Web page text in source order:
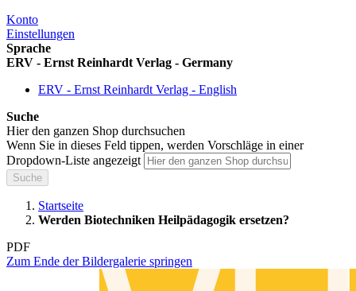
Konto
Einstellungen
Sprache
ERV - Ernst Reinhardt Verlag - Germany
ERV - Ernst Reinhardt Verlag - English
Suche
Hier den ganzen Shop durchsuchen
Wenn Sie in dieses Feld tippen, werden Vorschläge in einer
Dropdown-Liste angezeigt
Suche
Startseite
Werden Biotechniken Heilpädagogik ersetzen?
PDF
Zum Ende der Bildergalerie springen